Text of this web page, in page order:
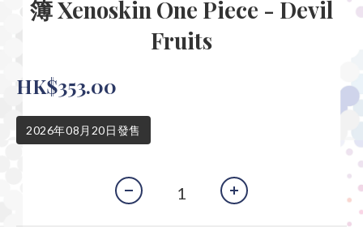
簿 Xenoskin One Piece - Devil
Fruits
HK$353.00
2026年08月20日發售